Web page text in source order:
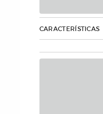
CARACTERÍSTICAS